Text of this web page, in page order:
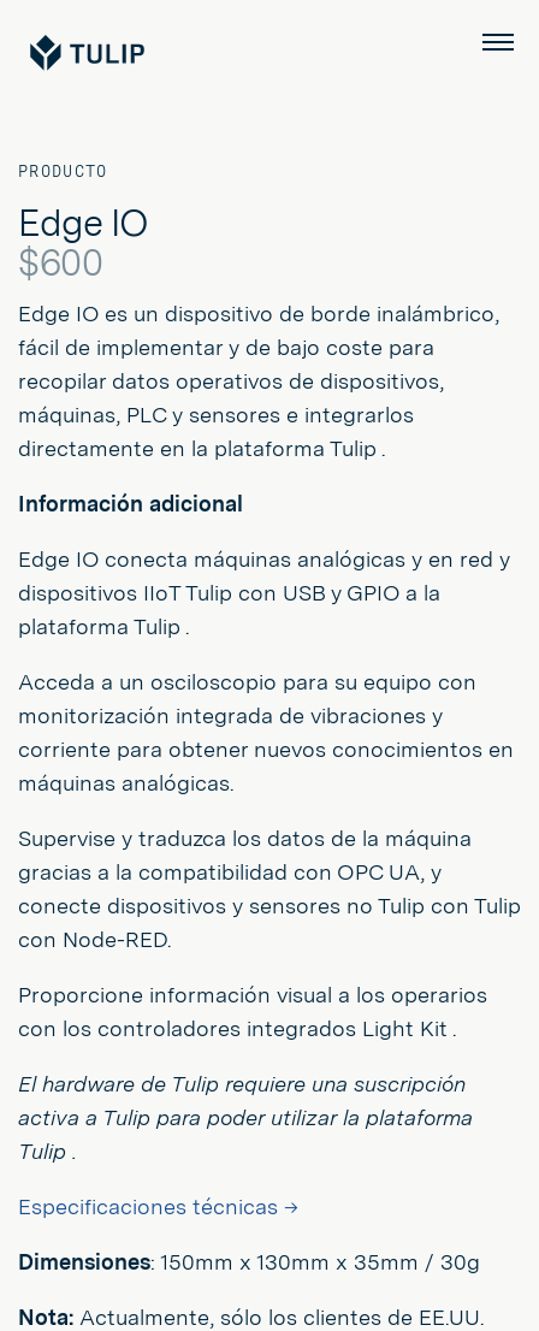
Tulip Menú
PRODUCTO
Edge IO
$600
Edge IO es un dispositivo de borde inalámbrico,
fácil de implementar y de bajo coste para
recopilar datos operativos de dispositivos,
máquinas, PLC y sensores e integrarlos
directamente en la plataforma Tulip .
Información adicional
Edge IO conecta máquinas analógicas y en red y
dispositivos IIoT Tulip con USB y GPIO a la
plataforma Tulip .
Acceda a un osciloscopio para su equipo con
monitorización integrada de vibraciones y
corriente para obtener nuevos conocimientos en
máquinas analógicas.
Supervise y traduzca los datos de la máquina
gracias a la compatibilidad con OPC UA, y
conecte dispositivos y sensores no Tulip con Tulip
con Node-RED.
Proporcione información visual a los operarios
con los controladores integrados Light Kit .
El hardware de Tulip requiere una suscripción
activa a Tulip para poder utilizar la plataforma
Tulip .
Especificaciones técnicas →
Dimensiones: 150mm x 130mm x 35mm / 30g
Nota: Actualmente, sólo los clientes de EE.UU.